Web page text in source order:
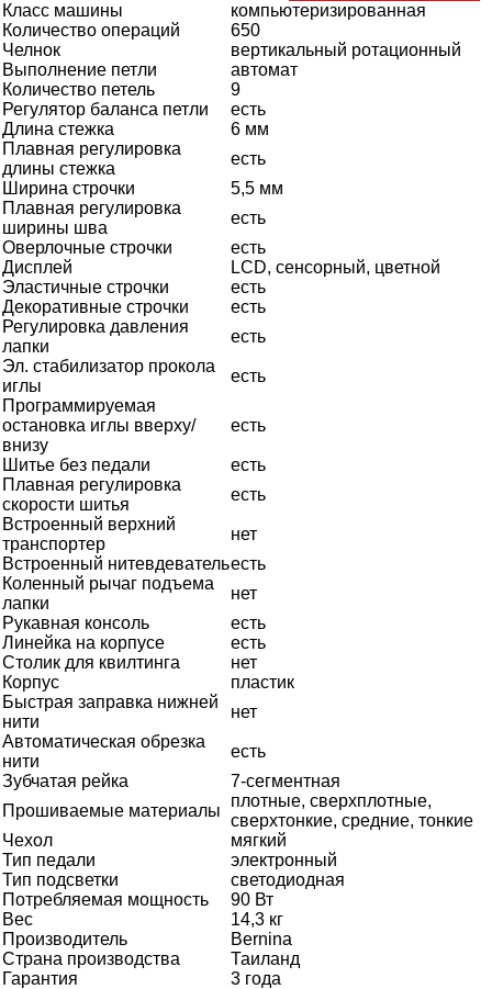
Класс машины
компьютеризированная
Количество операций
650
Челнок
вертикальный ротационный
Выполнение петли
автомат
Количество петель
9
Регулятор баланса петли
есть
Длина стежка
6 мм
Плавная регулировка
длины стежка
есть
Ширина строчки
5,5 мм
Плавная регулировка
ширины шва
есть
Оверлочные строчки
есть
Дисплей
LCD, сенсорный, цветной
Эластичные строчки
есть
Декоративные строчки
есть
Регулировка давления
лапки
есть
Эл. стабилизатор прокола
иглы
есть
Программируемая
остановка иглы вверху/
внизу
есть
Шитье без педали
есть
Плавная регулировка
скорости шитья
есть
Встроенный верхний
транспортер
нет
Встроенный нитевдевательесть
Коленный рычаг подъема
лапки
нет
Рукавная консоль
есть
Линейка на корпусе
есть
Столик для квилтинга
нет
Корпус
пластик
Быстрая заправка нижней
нити
нет
Автоматическая обрезка
нити
есть
Зубчатая рейка
7-сегментная
Прошиваемые материалы
плотные, сверхплотные,
сверхтонкие, средние, тонкие
Чехол
мягкий
Тип педали
электронный
Тип подсветки
светодиодная
Потребляемая мощность
90 Вт
Вес
14,3 кг
Производитель
Bernina
Страна производства
Таиланд
Гарантия
3 года